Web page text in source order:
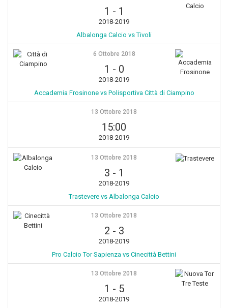
1 - 1
2018-2019
Albalonga Calcio vs Tivoli
6 Ottobre 2018
1 - 0
2018-2019
Accademia Frosinone vs Polisportiva Città di Ciampino
13 Ottobre 2018
15:00
2018-2019
13 Ottobre 2018
3 - 1
2018-2019
Trastevere vs Albalonga Calcio
13 Ottobre 2018
2 - 3
2018-2019
Pro Calcio Tor Sapienza vs Cinecittà Bettini
13 Ottobre 2018
1 - 5
2018-2019